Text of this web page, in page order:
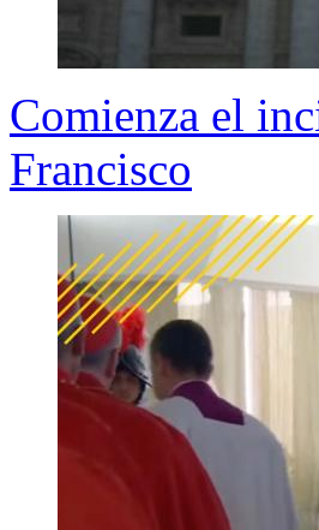
Comienza el
Francisco